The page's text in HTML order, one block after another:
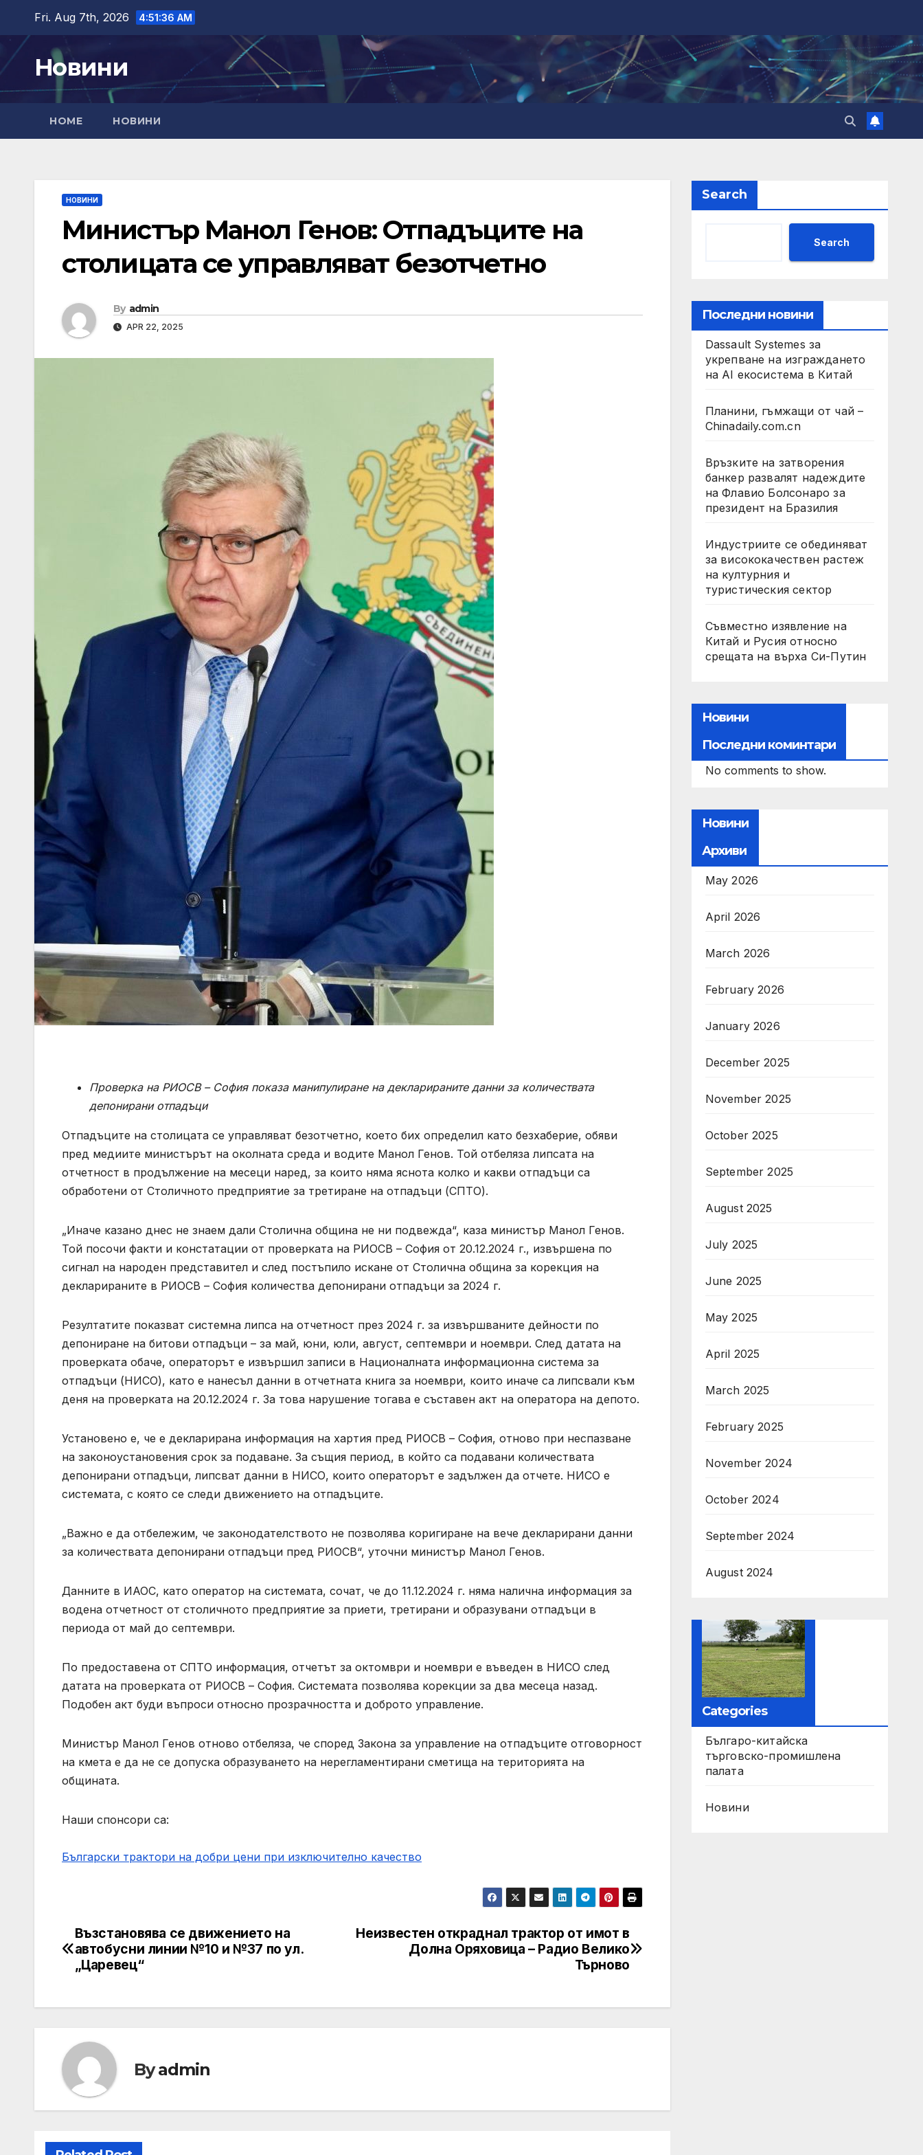
content
Fri. Aug 7th, 2026 4:51:37 AM
Новини
HOME НОВИНИ
НОВИНИ
Министър Манол Генов: Отпадъците на
столицата се управляват безотчетно
By admin
APR 22, 2025
Проверка на РИОСВ – София показа манипулиране на декларираните данни за количествата
депонирани отпадъци
Отпадъците на столицата се управляват безотчетно, което бих определил като безхаберие, обяви
пред медиите министърът на околната среда и водите Манол Генов. Той отбеляза липсата на
отчетност в продължение на месеци наред, за които няма яснота колко и какви отпадъци са
обработени от Столичното предприятие за третиране на отпадъци (СПТО).
„Иначе казано днес не знаем дали Столична община не ни подвежда“, каза министър Манол Генов.
Той посочи факти и констатации от проверката на РИОСВ – София от 20.12.2024 г., извършена по
сигнал на народен представител и след постъпило искане от Столична община за корекция на
декларираните в РИОСВ – София количества депонирани отпадъци за 2024 г.
Резултатите показват системна липса на отчетност през 2024 г. за извършваните дейности по
депониране на битови отпадъци – за май, юни, юли, август, септември и ноември. След датата на
проверката обаче, операторът е извършил записи в Националната информационна система за
отпадъци (НИСО), като е нанесъл данни в отчетната книга за ноември, които иначе са липсвали към
деня на проверката на 20.12.2024 г. За това нарушение тогава е съставен акт на оператора на депото.
Установено е, че е декларирана информация на хартия пред РИОСВ – София, отново при неспазване
на законоустановения срок за подаване. За същия период, в който са подавани количествата
депонирани отпадъци, липсват данни в НИСО, които операторът е задължен да отчете. НИСО е
системата, с която се следи движението на отпадъците.
„Важно е да отбележим, че законодателството не позволява коригиране на вече декларирани данни
за количествата депонирани отпадъци пред РИОСВ“, уточни министър Манол Генов.
Данните в ИАОС, като оператор на системата, сочат, че до 11.12.2024 г. няма налична информация за
водена отчетност от столичното предприятие за приети, третирани и образувани отпадъци в
периода от май до септември.
По предоставена от СПТО информация, отчетът за октомври и ноември е въведен в НИСО след
датата на проверката от РИОСВ – София. Системата позволява корекции за два месеца назад.
Подобен акт буди въпроси относно прозрачността и доброто управление.
Министър Манол Генов отново отбеляза, че според Закона за управление на отпадъците отговорност
на кмета е да не се допуска образуването на нерегламентирани сметища на територията на
общината.
Наши спонсори са:
Български трактори на добри цени при изключително качество
Post
navigation
Неизвестен откраднал трактор от имот в
Долна Оряховица – Радио Велико
Търново
Възстановява се движението на
автобусни линии №10 и №37 по ул.
„Царевец“
Byadmin
Search
Search
Последни новини
Dassault Systemes за
укрепване на изграждането
на AI екосистема в Китай
Планини, гъмжащи от чай –
Chinadaily.com.cn
Връзките на затворения
банкер развалят надеждите
на Флавио Болсонаро за
президент на Бразилия
Индустриите се обединяват
за висококачествен растеж
на културния и
туристическия сектор
Съвместно изявление на
Китай и Русия относно
срещата на върха Си-Путин
Новини
Последни коминтари
No comments to show.
Новини
Архиви
May 2026
April 2026
March 2026
February 2026
January 2026
December 2025
November 2025
October 2025
September 2025
August 2025
July 2025
June 2025
May 2025
April 2025
March 2025
February 2025
November 2024
October 2024
September 2024
August 2024
Categories
Българо-китайска
търговско-промишлена
палата
Новини